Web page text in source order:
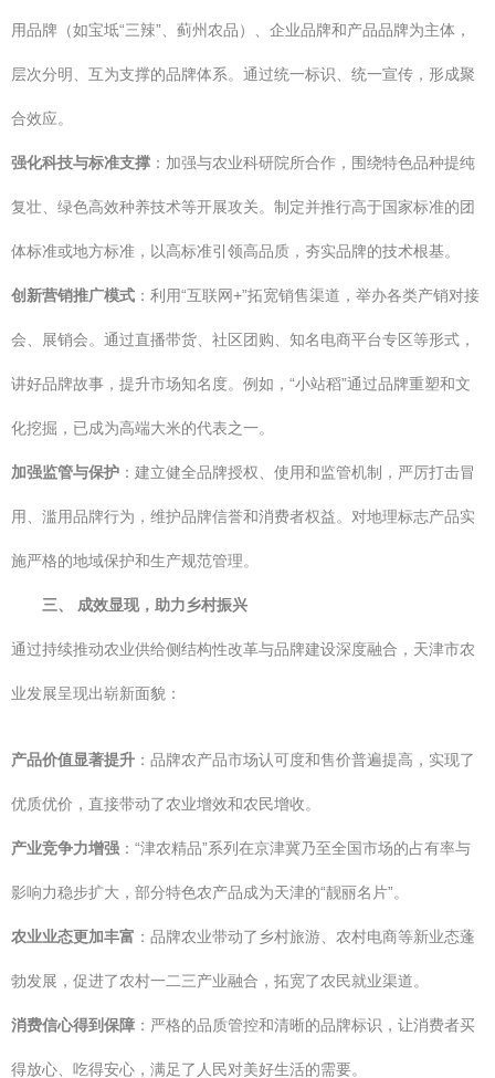
用品牌（如宝坻“三辣”、蓟州农品）、企业品牌和产品品牌为主体，
层次分明、互为支撑的品牌体系。通过统一标识、统一宣传，形成聚
合效应。
强化科技与标准支撑 ：加强与农业科研院所合作，围绕特色品种提纯
复壮、绿色高效种养技术等开展攻关。制定并推行高于国家标准的团
体标准或地方标准，以高标准引领高品质，夯实品牌的技术根基。
创新营销推广模式 ：利用“互联网+”拓宽销售渠道，举办各类产销对接
会、展销会。通过直播带货、社区团购、知名电商平台专区等形式，
讲好品牌故事，提升市场知名度。例如，“小站稻”通过品牌重塑和文
化挖掘，已成为高端大米的代表之一。
加强监管与保护 ：建立健全品牌授权、使用和监管机制，严厉打击冒
用、滥用品牌行为，维护品牌信誉和消费者权益。对地理标志产品实
施严格的地域保护和生产规范管理。
三、 成效显现，助力乡村振兴
通过持续推动农业供给侧结构性改革与品牌建设深度融合，天津市农
业发展呈现出崭新面貌：
产品价值显著提升 ：品牌农产品市场认可度和售价普遍提高，实现了
优质优价，直接带动了农业增效和农民增收。
产业竞争力增强 ：“津农精品”系列在京津冀乃至全国市场的占有率与
影响力稳步扩大，部分特色农产品成为天津的“靓丽名片”。
农业业态更加丰富 ：品牌农业带动了乡村旅游、农村电商等新业态蓬
勃发展，促进了农村一二三产业融合，拓宽了农民就业渠道。
消费信心得到保障 ：严格的品质管控和清晰的品牌标识，让消费者买
得放心、吃得安心，满足了人民对美好生活的需要。